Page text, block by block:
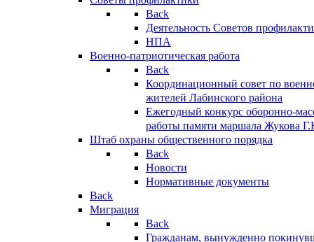
Back
Деятельность Советов
НПА
Военно-патриотическая работа
Back
Координационный совет по
жителей Лабинского района
Ежегодный конкурс оборонно-
работы памяти маршала Жукова
Штаб охраны общественного порядка
Back
Новости
Нормативные документы
Back
Миграция
Back
Гражданам, вынужденно